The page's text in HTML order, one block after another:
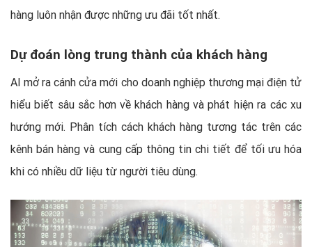
hàng luôn nhận được những ưu đãi tốt nhất.
Dự đoán lòng trung thành của khách hàng
AI mở ra cánh cửa mới cho doanh nghiệp thương mại điện tử
hiểu biết sâu sắc hơn về khách hàng và phát hiện ra các xu
hướng mới. Phân tích cách khách hàng tương tác trên các
kênh bán hàng và cung cấp thông tin chi tiết để tối ưu hóa
khi có nhiều dữ liệu từ người tiêu dùng.